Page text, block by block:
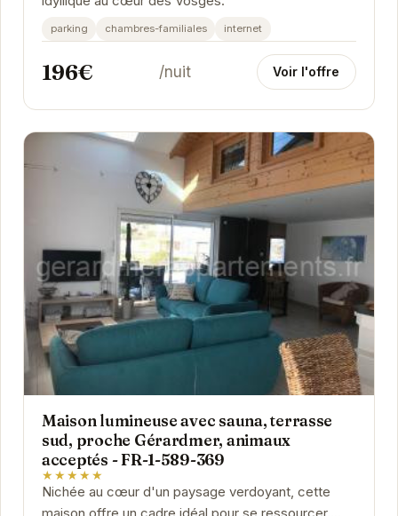
parking chambres-familiales internet
196€ /nuit Voir l'offre
Maison lumineuse avec sauna, terrasse
sud, proche Gérardmer, animaux
acceptés - FR-1-589-369
★★★★★
Nichée au cœur d'un paysage verdoyant, cette